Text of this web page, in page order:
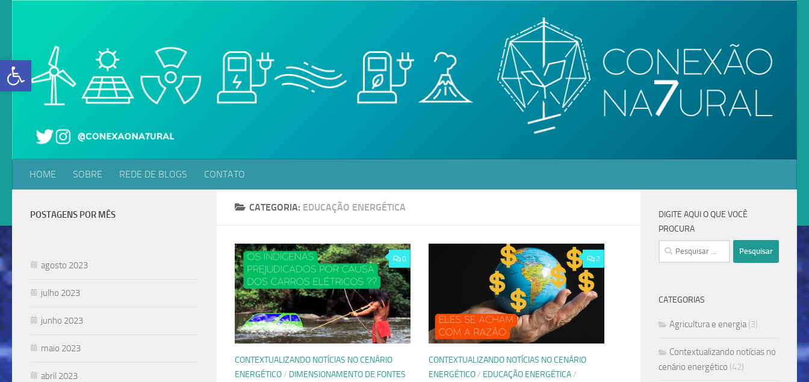
Abrir a barra de ferramentas
HOME SOBRE REDE DE BLOGS CONTATO
CATEGORIA: EDUCAÇÃO ENERGÉTICA
0
CONTEXTUALIZANDO NOTÍCIAS NO CENÁRIO
ENERGÉTICO/ DIMENSIONAMENTO DE FONTES
2
CONTEXTUALIZANDO NOTÍCIAS NO CENÁRIO
ENERGÉTICO/ EDUCAÇÃO ENERGÉTICA/
POSTAGENS POR MÊS
agosto 2023
julho 2023
junho 2023
maio 2023
abril 2023
DIGITE AQUI O QUE VOCÊ
PROCURA
CATEGORIAS
Agricultura e energia (3)
Contextualizando notícias no
cenário energético (42)